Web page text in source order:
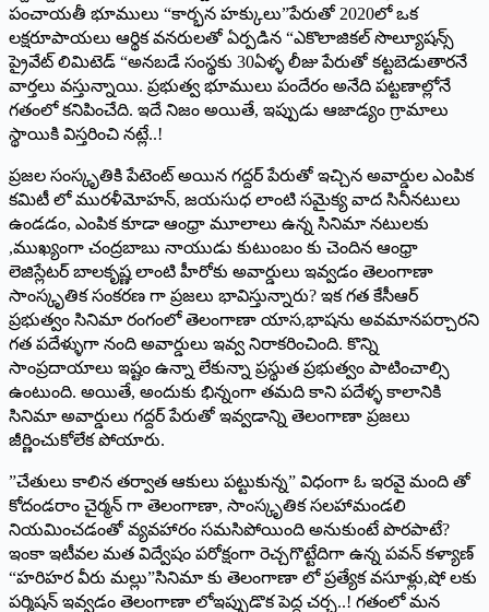
పంచాయతీ భూములు “కార్భన హక్కులు”పేరుతో 2020లో ఒక
లక్షరూపాయలు ఆర్థిక వనరులతో ఏర్పడిన “ఎకొలాజికల్ సొల్యూషన్స్
ప్రైవేట్ లిమిటెడ్ “అనబడే సంస్థకు 30ఏళ్ళ లీజు పేరుతో కట్టబెడుతారనే
వార్తలు వస్తున్నాయి. ప్రభుత్వ భూములు పందేరం అనేది పట్టణాల్లోనే
గతంలో కనిపించేది. ఇదే నిజం అయితే, ఇప్పుడు ఆజాడ్యం గ్రామాలు
స్థాయికి విస్తరించి నట్లే..!
ప్రజల సంస్కృతికి పేటెంట్ అయిన గద్దర్ పేరుతో ఇచ్చిన అవార్డుల ఎంపిక
కమిటీ లో మురళీమోహన్, జయసుధ లాంటి సమైక్య వాద సినీనటులు
ఉండడం, ఎంపిక కూడా ఆంధ్రా మూలాలు ఉన్న సినిమా నటులకు
,ముఖ్యంగా చంద్రబాబు నాయుడు కుటుంబం కు చెందిన ఆంధ్రా
లెజిస్లేటర్ బాలకృష్ణ లాంటి హీరోకు అవార్డులు ఇవ్వడం తెలంగాణా
సాంస్కృతిక సంకరణ గా ప్రజలు భావిస్తున్నారు? ఇక గత కేసీఆర్
ప్రభుత్వం సినిమా రంగంలో తెలంగాణా యాస,భాషను అవమానపర్చారని
గత పదేళ్ళుగా నంది అవార్డులు ఇవ్వ నిరాకరించింది. కొన్ని
సాంప్రదాయాలు ఇష్టం ఉన్నా లేకున్నా ప్రస్థుత ప్రభుత్వం పాటించాల్సి
ఉంటుంది. అయితే, అందుకు భిన్నంగా తమది కాని పదేళ్ళ కాలానికి
సినిమా అవార్డులు గద్దర్ పేరుతో ఇవ్వడాన్ని తెలంగాణా ప్రజలు
జీర్ణించుకోలేక పోయారు.
”చేతులు కాలిన తర్వాత ఆకులు పట్టుకున్న” విధంగా ఓ ఇరవై మంది తో
కోదండరాం చైర్మన్ గా తెలంగాణా, సాంస్కృతిక సలహామండలి
నియమించడంతో వ్యవహారం సమసిపోయింది అనుకుంటే పొరపాటే?
ఇంకా ఇటీవల మత విద్వేషం పరోక్షంగా రెచ్చగొట్టేదిగా ఉన్న పవన్ కళ్యాణ్
“హరిహర వీరు మల్లు”సినిమా కు తెలంగాణా లో ప్రత్యేక వసూళ్లు,షో లకు
పర్మిషన్ ఇవ్వడం తెలంగాణా లోఇప్పుడొక పెద్ద చర్చ..! గతంలో మన